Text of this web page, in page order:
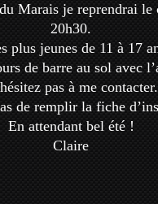
Marais je reprendrai
20h30.
plus jeunes de 11 à 17
de barre au sol avec
pas à me contacter.
de remplir la fiche
En attendant bel été !
Claire